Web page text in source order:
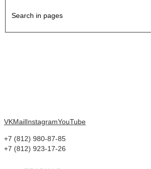
Search in pages
VKMailInstagramYouTube
+7 (812) 980-87-85
+7 (812) 923-17-26